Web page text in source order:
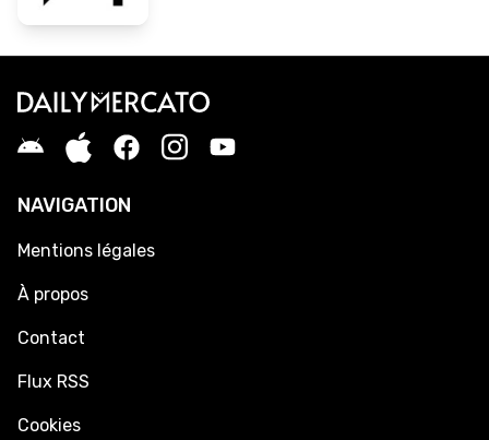
NAVIGATION
Mentions légales
À propos
Contact
Flux RSS
Cookies